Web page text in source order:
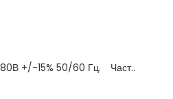
+/-15% 50/60 Гц. Част..